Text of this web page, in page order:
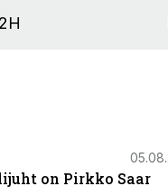
on Pirkko Saar